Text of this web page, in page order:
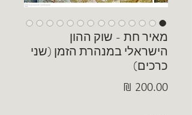
מאיר חת - שוק ההון
הישראלי במנהרת הזמן (שני
כרכים)